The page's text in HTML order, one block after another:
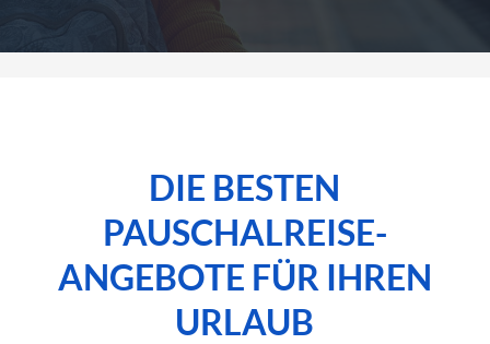
DIE BESTEN
PAUSCHALREISE-
ANGEBOTE FÜR IHREN
URLAUB